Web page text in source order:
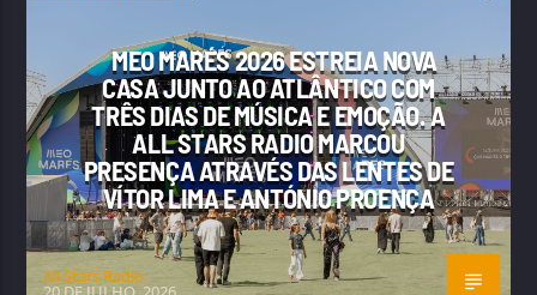
MEO MARÉS 2026 ESTREIA NOVA
CASA JUNTO AO ATLÂNTICO COM
TRÊS DIAS DE MÚSICA E EMOÇÃO. A
ALL STARS RADIO MARCOU
PRESENÇA ATRAVÉS DAS LENTES DE
VÍTOR LIMA E ANTÓNIO PROENÇA
All Stars Radio